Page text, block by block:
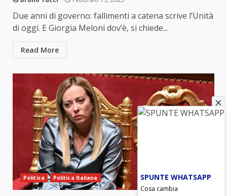
Due anni di governo: fallimenti a catena scrive l’Unità
di oggi. E Giorgia Meloni dov’è, si chiede...
Read More
Politica Politica Italiana SPUNTE WHATSAPP
Cosa cambia